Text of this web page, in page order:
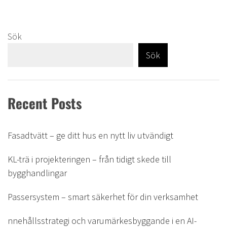
Sök
Sök
Recent Posts
Fasadtvätt – ge ditt hus en nytt liv utvändigt
KL-trä i projekteringen – från tidigt skede till
bygghandlingar
Passersystem – smart säkerhet för din verksamhet
nnehållsstrategi och varumärkesbyggande i en AI-